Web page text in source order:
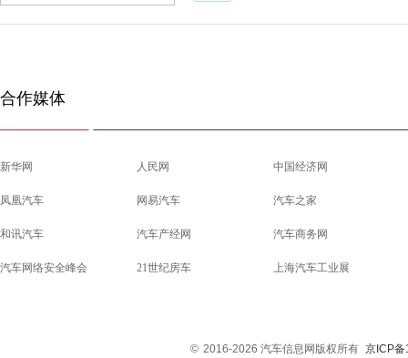
合作媒体
新华网 人民网 中国经济网
凤凰汽车 网易汽车 汽车之家
和讯汽车 汽车产经网 汽车商务网
汽车网络安全峰会 21世纪房车 上海汽车工业展
© 2016-2026 汽车信息网版权所有 京ICP